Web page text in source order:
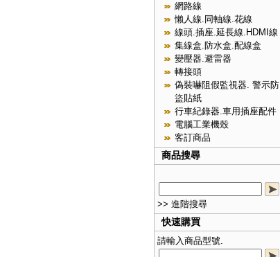
網路線
懶人線.同軸線.花線
線頭.插座.延長線.HDMI線
集線盒.防水盒.配線盒
變壓器.避雷器
轉接頭
偽裝嚇阻假監視器. 警示防
盜貼紙
行車紀錄器.車用插座配件
電腦工業機殼
客訂商品
商品搜尋
>> 進階搜尋
快速購買
請輸入商品型號.